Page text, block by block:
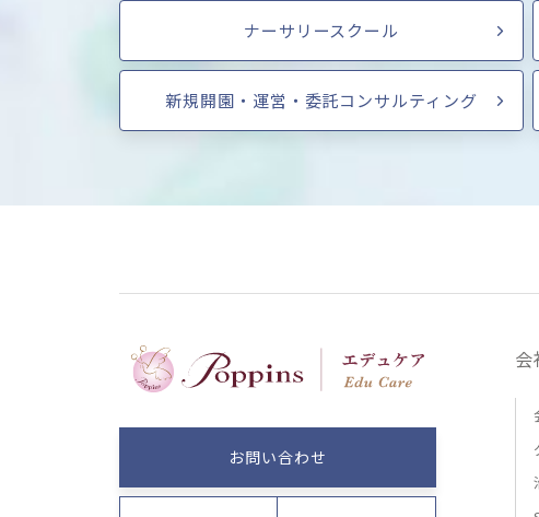
ナーサリースクール
新規開園・運営・委託コンサルティング
お問い合わせ
会